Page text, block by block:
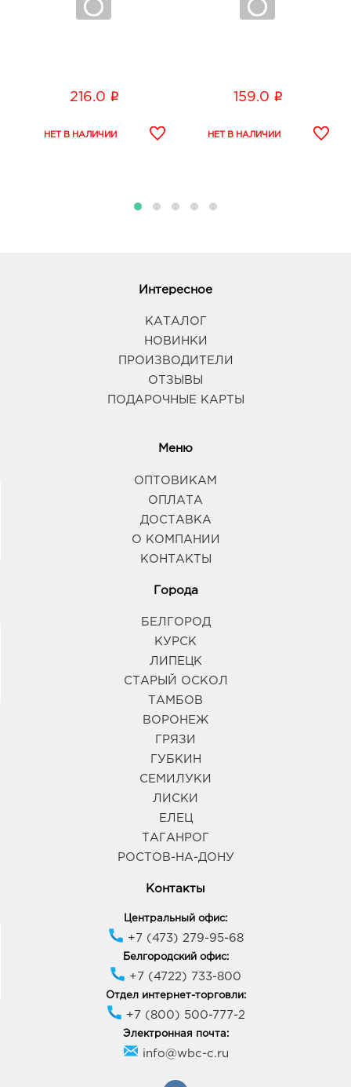
216.0 i 159.0 i
Интересное
КАТАЛОГ
НОВИНКИ
ПРОИЗВОДИТЕЛИ
ОТЗЫВЫ
ПОДАРОЧНЫЕ КАРТЫ
Меню
ОПТОВИКАМ
ОПЛАТА
ДОСТАВКА
О КОМПАНИИ
КОНТАКТЫ
Города
БЕЛГОРОД
КУРСК
ЛИПЕЦК
СТАРЫЙ ОСКОЛ
ТАМБОВ
ВОРОНЕЖ
ГРЯЗИ
ГУБКИН
СЕМИЛУКИ
ЛИСКИ
ЕЛЕЦ
ТАГАНРОГ
РОСТОВ-НА-ДОНУ
Контакты
Центральный офис:
+7 (473) 279-95-68
Белгородский офис:
+7 (4722) 733-800
Отдел интернет-торговли:
+7 (800) 500-777-2
Электронная почта:
info@wbc-c.ru